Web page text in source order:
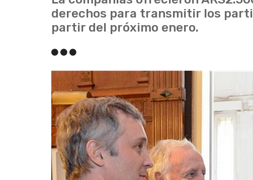
derechos para transmitir los
partir del próximo enero.